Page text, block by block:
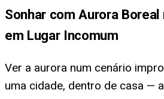
Sonhar com Aurora
em Lugar Incomum
Ver a aurora num cenário
uma cidade, dentro de casa —